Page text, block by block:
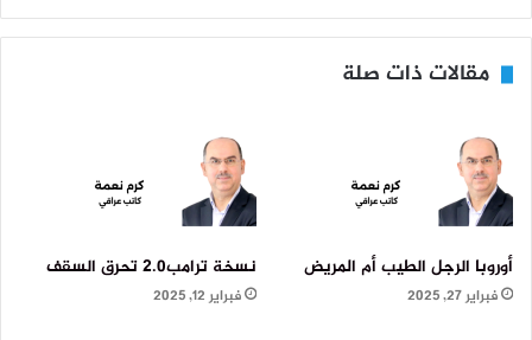
مقالات ذات صلة
أوروبا الرجل الطيب أم المريض
فبراير 27, 2025
نسخة ترامب2.0 تحرق السقف
فبراير 12, 2025